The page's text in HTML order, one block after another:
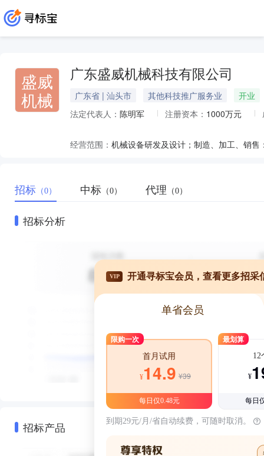
盛威
机械
广东盛威机械科技有限公司
广东省 | 汕头市 其他科技推广服务业
开业
法定代表人： 陈明军 注册资本： 1000万元
经营范围：
招标 （0） 中标 （0） 代理 （0）
招标分析
招标产品
VIP 开通寻标宝会员，查看更多招采
单省会员
限购一次
首月试用
¥14.9 ¥39
每日仅0.48元
最划算
12
¥
每日
到期29元/月/省自动续费，可随时取消。